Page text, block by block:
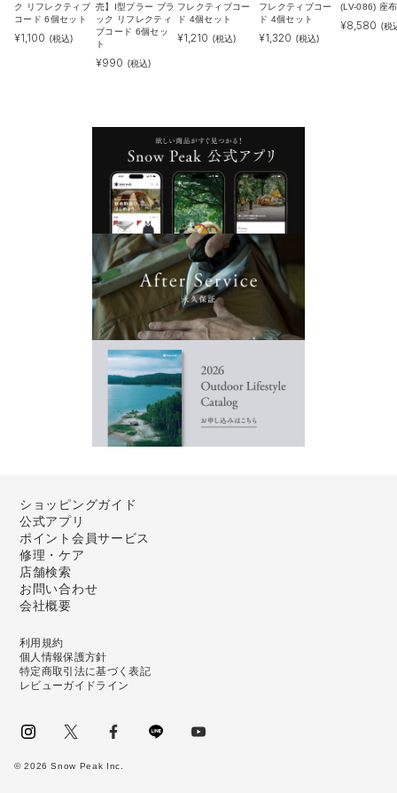
ク リフレクティブ
コード 6個セット
¥1,100 (税込)
売】I型プラー ブラ
ック リフレクティ
ブコード 6個セッ
ト
¥990 (税込)
フレクティブコー
ド 4個セット
¥1,210 (税込)
フレクティブコー
ド 4個セット
¥1,320 (税込)
(LV-086) 座
¥8,580 (税
ショッピングガイド
公式アプリ
ポイント会員サービス
修理・ケア
店舗検索
お問い合わせ
会社概要
利用規約
個人情報保護方針
特定商取引法に基づく表記
レビューガイドライン
©2026 Snow Peak Inc.